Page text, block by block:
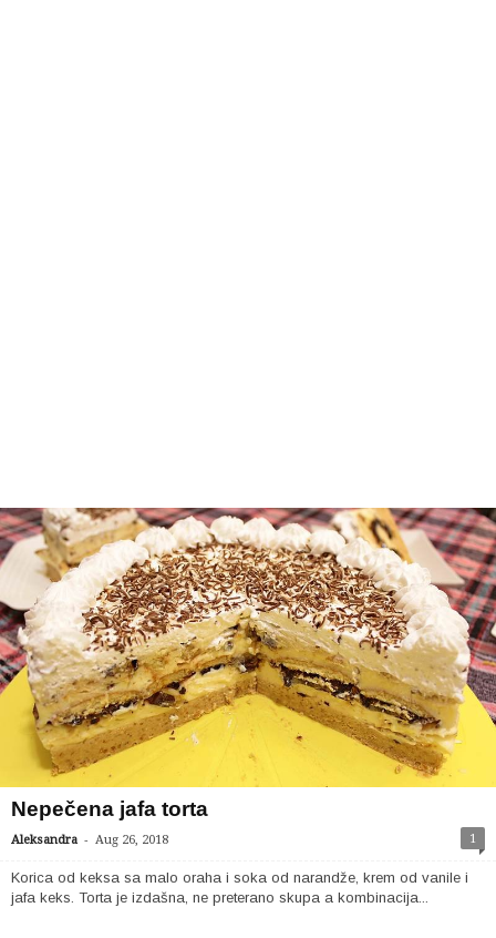
Nepečena jafa torta
Aleksandra - Aug 26, 2018 1
Korica od keksa sa malo oraha i soka od narandže, krem od vanile i
jafa keks. Torta je izdašna, ne preterano skupa a kombinacija...